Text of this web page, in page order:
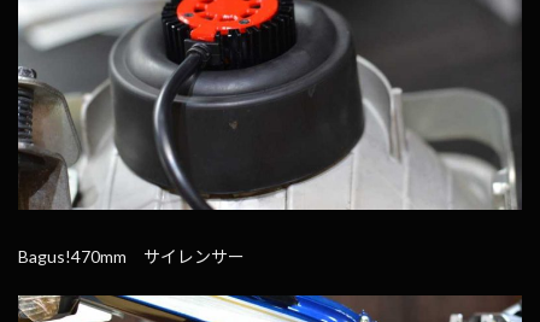
Bagus!470mm サイレンサー